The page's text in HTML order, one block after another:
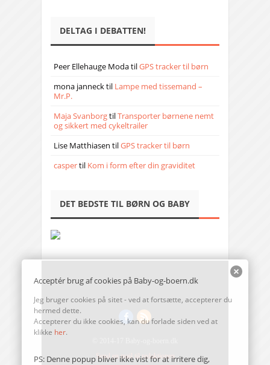
DELTAG I DEBATTEN!
Peer Ellehauge ModatilGPS tracker til børn
mona jannecktil Lampe med tissemand –
Mr.P.
Maja SvanborgtilTransporter børnene nemt
og sikkert med cykeltrailer
Lise Matthiasen tilGPS tracker til børn
caspertil Kom i form efter din graviditet
DET BEDSTE TIL BØRN OG BABY
Send en mail til redaktionen
Acceptér brug af cookies på Baby-og-boern.dk
Jeg bruger cookies på sitet - ved at fortsætte, accepterer du
hermed dette.
Accepterer du ikke cookies, kan du forlade siden ved at
klikke her.
PS: Denne popup bliver ikke vist for at irritere dig,